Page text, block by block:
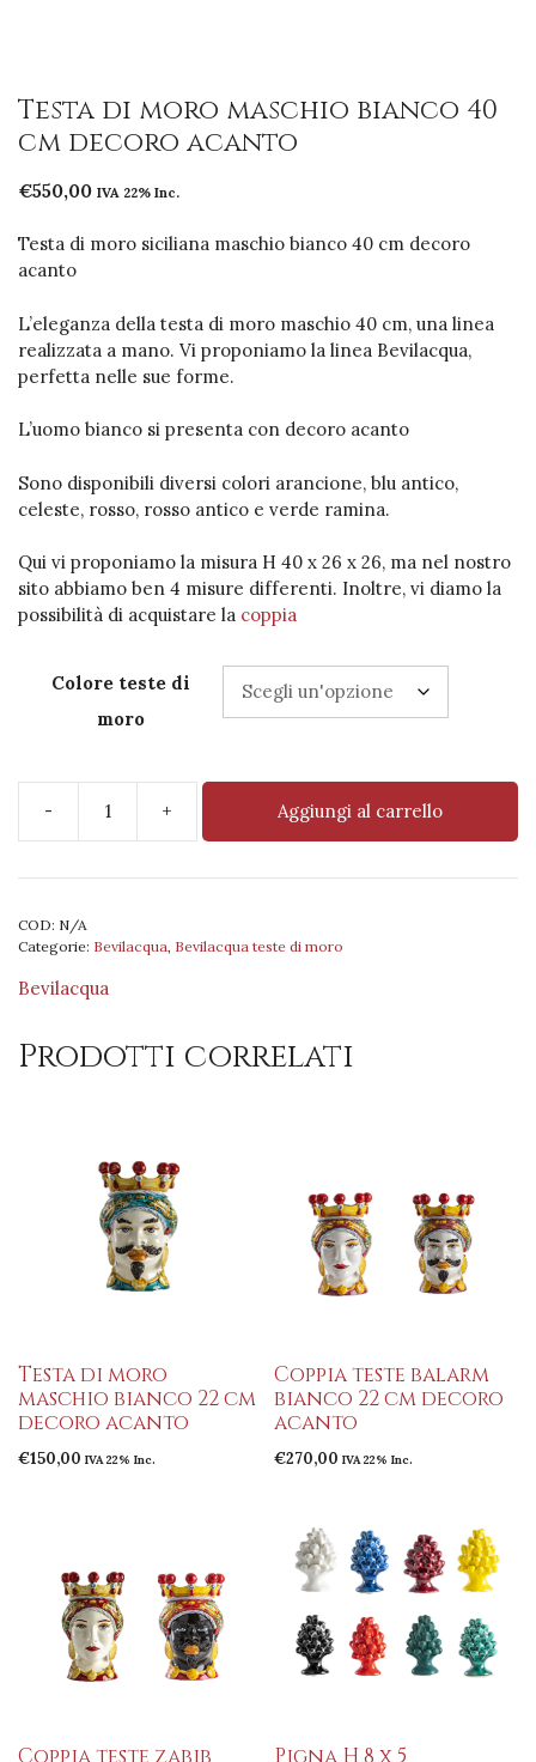
Testa di moro maschio bianco 40
cm decoro acanto
€550,00 IVA 22% Inc.
Testa di moro siciliana maschio bianco 40 cm decoro
acanto
L’eleganza della testa di moro maschio 40 cm, una linea
realizzata a mano. Vi proponiamo la linea Bevilacqua,
perfetta nelle sue forme.
L’uomo bianco si presenta con decoro acanto
Sono disponibili diversi colori arancione, blu antico,
celeste, rosso, rosso antico e verde ramina.
Qui vi proponiamo la misura H 40 x 26 x 26, ma nel nostro
sito abbiamo ben 4 misure differenti. Inoltre, vi diamo la
possibilità di acquistare la coppia
Colore teste di
moro
-
di
moro
40
quantità
+ Aggiungi al carrello
COD: N/A
Categorie: Bevilacqua, Bevilacqua teste di moro
Bevilacqua
Prodotti correlati
Testa di moro
maschio bianco 22 cm
decoro acanto
€150,00 IVA 22% Inc.
Coppia teste balarm
bianco 22 cm decoro
acanto
€270,00 IVA 22% Inc.
Coppia teste zabib
Pigna H 8 x 5